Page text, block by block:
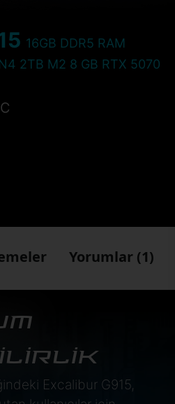
16GB DDR5 RAM
2TB M2 8 GB RTX 5070
Yorumlar (1)
Excalibur G915,